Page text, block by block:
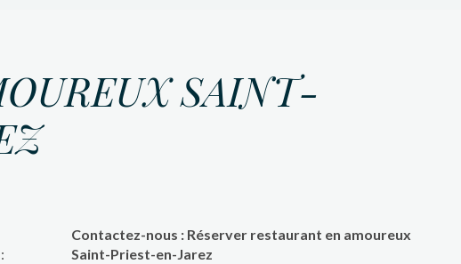
SAINT-
Contactez-nous : Réserver restaurant en amoureux
Saint-Priest-en-Jarez